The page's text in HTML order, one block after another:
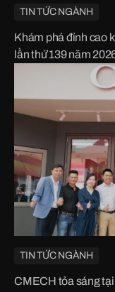
TIN TỨC NGÀNH
Khám phá đỉnh cao
lần thứ 139 năm
TIN TỨC NGÀNH
CMECH tỏa sáng